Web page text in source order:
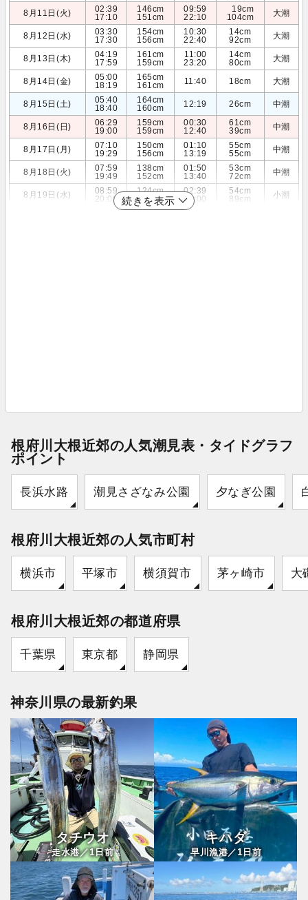
8月11日(火)
02:39
17:10
146cm
151cm
09:59
22:10
19cm
104cm
大潮
8月12日(水)
03:30
17:30
154cm
156cm
10:30
22:40
14cm
92cm
大潮
8月13日(木)
04:19
17:59
161cm
159cm
11:00
23:20
14cm
80cm
大潮
8月14日(金)
05:00
18:19
165cm
161cm
11:40 18cm 大潮
8月15日(土)
05:40
18:40
164cm
160cm
12:19 26cm 中潮
8月16日(日)
06:29
19:00
159cm
159cm
00:30
12:40
61cm
39cm
中潮
8月17日(月)
07:10
19:29
150cm
156cm
01:10
13:19
55cm
55cm
中潮
8月18日(火)
07:59
19:49
138cm
152cm
01:50
13:40
53cm
72cm
中潮
8月19日(水)
08:59
20:00
124cm
148cm
02:39
14:00
54cm
89cm
小潮
続きを表示
根府川大根近郊の人気潮見表・タイドグラフ
ポイント
長浜水路 潮見さざなみ公園 夕なぎ公園
根府川大根近郊の人気市町村
横浜市 平塚市 横須賀市 茅ヶ崎市 大
根府川大根近郊の都道府県
千葉県 東京都 静岡県
神奈川県の最新釣果
タチウオ
走水港／1日前
キハダ
早川漁港／ 1日前